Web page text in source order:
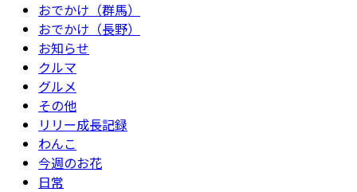
おでかけ（群馬）
おでかけ（長野）
お知らせ
クルマ
グルメ
その他
リリー成長記録
わんこ
今週のお花
日常